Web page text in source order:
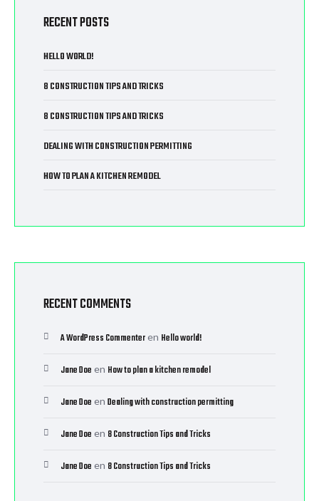
RECENT POSTS
HELLO WORLD!
8 CONSTRUCTION TIPS AND TRICKS
8 CONSTRUCTION TIPS AND TRICKS
DEALING WITH CONSTRUCTION PERMITTING
HOW TO PLAN A KITCHEN REMODEL
RECENT COMMENTS
A WordPress Commenteren Hello world!
Jane Doe en How to plan a kitchen remodel
Jane Doe en Dealing with construction permitting
Jane Doe en 8 Construction Tips and Tricks
Jane Doe en 8 Construction Tips and Tricks